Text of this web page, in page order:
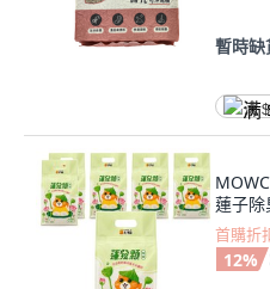
暫時缺
满
蓮子
首購折
12%